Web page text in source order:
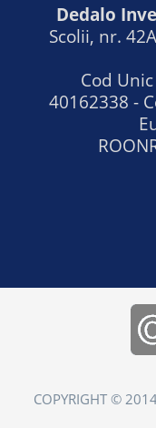
Dedalo
Scolii, nr.
Cod
40162338 -
COPYRIGHT ©